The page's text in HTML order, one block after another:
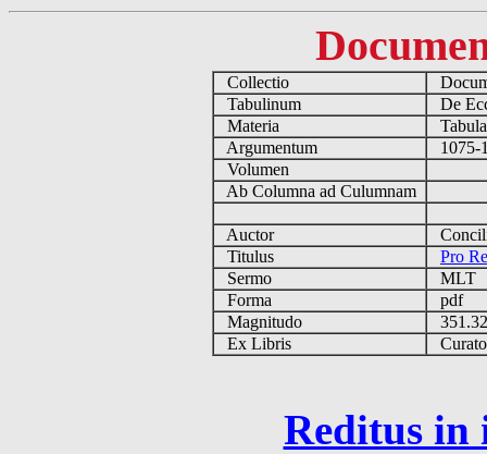
Collectio
Tabulinum
De
Materia
Argumentum
1075-
Volumen
Ab Columna ad Culumnam
Auctor
Titulus
Pro
Sermo
MLT
Forma
pdf
Magnitudo
Ex Libris
Reditus in